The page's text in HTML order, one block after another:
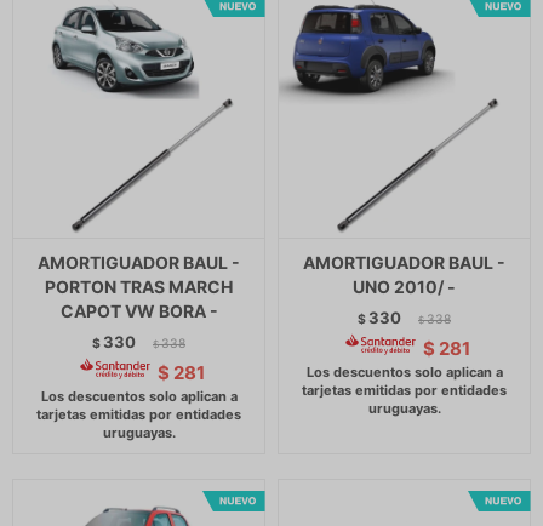
AMORTIGUADOR BAUL -
PORTON TRAS MARCH
CAPOT VW BORA -
$ 330 $ 338
$ 281
AMORTIGUADOR BAUL -
UNO 2010/ -
$ 330 $ 338
$ 281